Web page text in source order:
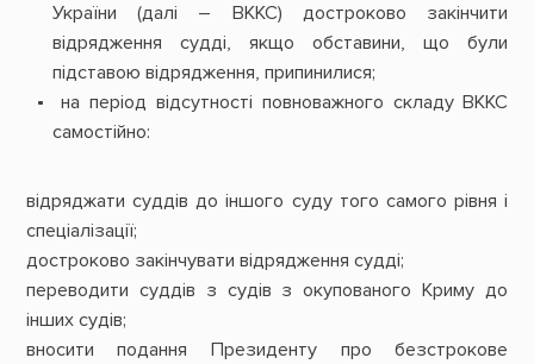
України (далі – ВККС) достроково закінчити
відрядження судді, якщо обставини, що були
підставою відрядження, припинилися;
на період відсутності повноважного складу ВККС
самостійно:
відряджати суддів до іншого суду того самого рівня і
спеціалізації;
достроково закінчувати відрядження судді;
переводити суддів з судів з окупованого Криму до
інших судів;
вносити подання Президенту про безстрокове